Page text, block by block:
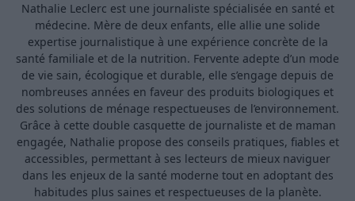
Nathalie Leclerc est une journaliste spécialisée en santé et
médecine. Mère de deux enfants, elle allie une solide
expertise journalistique à une expérience concrète de la
santé familiale et de la nutrition. Fervente adepte d’un mode
de vie sain, écologique et durable, elle s’engage depuis de
nombreuses années en faveur des produits biologiques et
des solutions de ménage respectueuses de l’environnement.
Grâce à cette double casquette de journaliste et de maman
engagée, Nathalie propose des conseils pratiques, fiables et
accessibles, permettant à ses lecteurs de mieux naviguer
dans les enjeux de la santé moderne tout en adoptant des
habitudes plus saines et respectueuses de la planète.